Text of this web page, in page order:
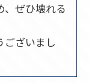
、ぜひ壊れる
ございまし